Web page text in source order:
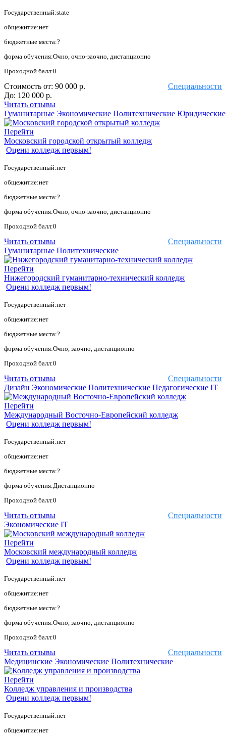
Государственный:state
общежитие:нет
бюджетные места:?
форма обучения:Очно, очно-заочно, дистанционно
Проходной балл:0
Специальности
Стоимость от: 90 000 р.
До: 120 000 р.
Читать отзывы
Гуманитарные Экономические Политехнические Юридические
Перейти
Московский городской открытый колледж
Оцени колледж первым!
Государственный:нет
общежитие:нет
бюджетные места:?
форма обучения:Очно, очно-заочно, дистанционно
Проходной балл:0
Специальности
Читать отзывы
Гуманитарные Политехнические
Перейти
Нижегородский гуманитарно-технический колледж
Оцени колледж первым!
Государственный:нет
общежитие:нет
бюджетные места:?
форма обучения:Очно, заочно, дистанционно
Проходной балл:0
Специальности
Читать отзывы
Дизайн Экономические Политехнические Педагогические IT
Перейти
Международный Восточно-Европейский колледж
Оцени колледж первым!
Государственный:нет
общежитие:нет
бюджетные места:?
форма обучения:Дистанционно
Проходной балл:0
Специальности
Читать отзывы
Экономические IT
Перейти
Московский международный колледж
Оцени колледж первым!
Государственный:нет
общежитие:нет
бюджетные места:?
форма обучения:Очно, заочно, дистанционно
Проходной балл:0
Специальности
Читать отзывы
Медицинские Экономические Политехнические
Перейти
Колледж управления и производства
Оцени колледж первым!
Государственный:нет
общежитие:нет